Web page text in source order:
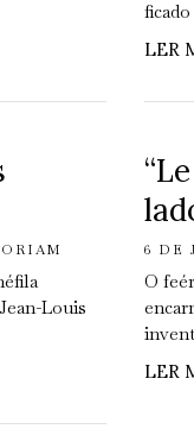
LER
Louis
6 DE
O
LER